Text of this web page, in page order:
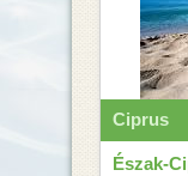
Ciprus
Észak-